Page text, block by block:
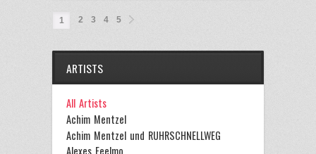
1 2 3 4 5
ARTISTS
All Artists
Achim Mentzel
Achim Mentzel und RUHRSCHNELLWEG
Alexes Feelmo